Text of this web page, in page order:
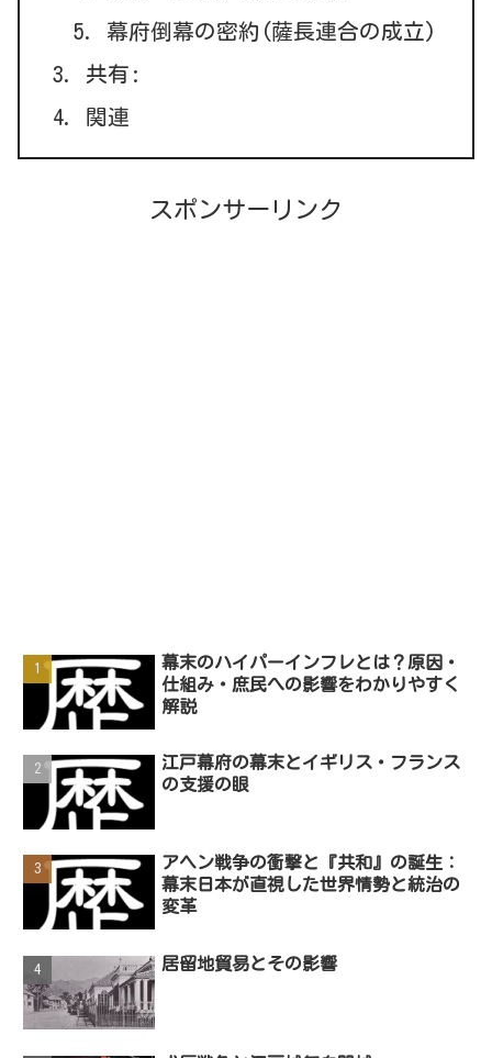
幕府倒幕の密約(薩長連合の成立)
共有:
関連
スポンサーリンク
幕末のハイパーインフレとは？原因・
仕組み・庶民への影響をわかりやすく
解説
江戸幕府の幕末とイギリス・フランス
の支援の眼
アヘン戦争の衝撃と『共和』の誕生：
幕末日本が直視した世界情勢と統治の
変革
居留地貿易とその影響